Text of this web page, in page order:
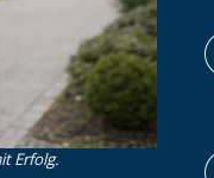
Erfolg.